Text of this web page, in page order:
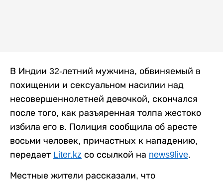
В Индии 32-летний мужчина, обвиняемый в
похищении и сексуальном насилии над
несовершеннолетней девочкой, скончался
после того, как разъяренная толпа жестоко
избила его в. Полиция сообщила об аресте
восьми человек, причастных к нападению,
передает Liter.kz со ссылкой на news9live.
Местные жители рассказали, что